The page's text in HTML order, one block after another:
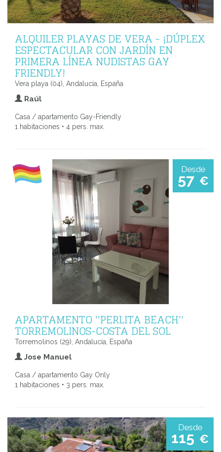
ALQUILER PLAYAS DE VERA - ¡DÚPLEX
ESPECTACULAR CON JARDÍN EN
PRIMERA LÍNEA NUDISTAS GAY
FRIENDLY!
Vera playa (04), Andalucía, España
Raúl
Casa / apartamento Gay-Friendly
1 habitaciones • 4 pers. max.
Desde
57 €
APARTAMENTO ''PERLITA BEACH''
TORREMOLINOS-COSTA DEL SOL
Torremolinos (29), Andalucía, España
Jose Manuel
Casa / apartamento Gay Only
1 habitaciones • 3 pers. max.
Desde
115 €